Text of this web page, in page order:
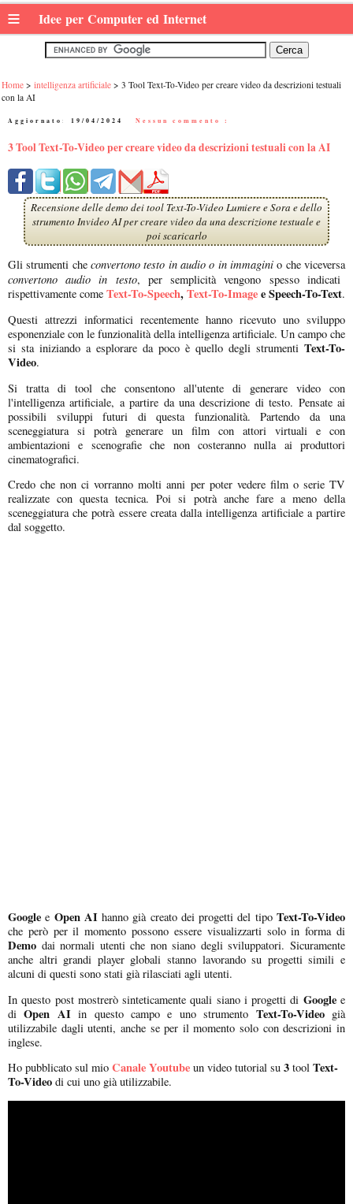
≡ Idee per Computer ed Internet
Home intelligenza artificiale
3 Tool Text-To-Video per creare video da descrizioni testuali
con la AI
Aggiornato: 19/04/2024 Nessun commento :
3 Tool Text-To-Video per creare video da descrizioni testuali con la AI
Recensione delle demo dei tool Text-To-Video Lumiere e Sora e dello
strumento Invideo AI per creare video da una descrizione testuale e
poi scaricarlo
Gli strumenti che convertono testo in audio o in immagini o che viceversa
convertono audio in testo, per semplicità vengono spesso indicati
rispettivamente come Text-To-Speech,Text-To-Imagee Speech-To-Text.
Questi attrezzi informatici recentemente hanno ricevuto uno sviluppo
esponenziale con le funzionalità della intelligenza artificiale. Un campo che
si sta iniziando a esplorare da poco è quello degli strumenti Text-To-
Video.
Si tratta di tool che consentono all'utente di generare video con
l'intelligenza artificiale, a partire da una descrizione di testo. Pensate ai
possibili sviluppi futuri di questa funzionalità. Partendo da una
sceneggiatura si potrà generare un film con attori virtuali e con
ambientazioni e scenografie che non costeranno nulla ai produttori
cinematografici.
Credo che non ci vorranno molti anni per poter vedere film o serie TV
realizzate con questa tecnica. Poi si potrà anche fare a meno della
sceneggiatura che potrà essere creata dalla intelligenza artificiale a partire
dal soggetto.
Google e Open AIhanno già creato dei progetti del tipoText-To-Video
che però per il momento possono essere visualizzarti solo in forma di
Demo dai normali utenti che non siano degli sviluppatori. Sicuramente
anche altri grandi player globali stanno lavorando su progetti simili e
alcuni di questi sono stati già rilasciati agli utenti.
In questo post mostrerò sinteticamente quali siano i progetti di Googlee
diOpen AIin questo campo e uno strumento Text-To-Videogià
utilizzabile dagli utenti, anche se per il momento solo con descrizioni in
inglese.
Ho pubblicato sul mio Canale Youtube un video tutorial su 3 tool Text-
To-Video di cui uno già utilizzabile.